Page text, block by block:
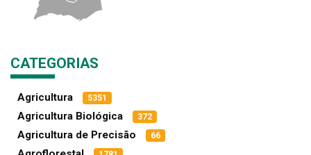
CATEGORIAS
Agricultura 5351
Agricultura Biológica 372
Agricultura de Precisão 66